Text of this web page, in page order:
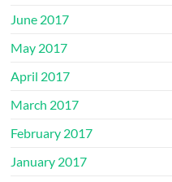
June 2017
May 2017
April 2017
March 2017
February 2017
January 2017